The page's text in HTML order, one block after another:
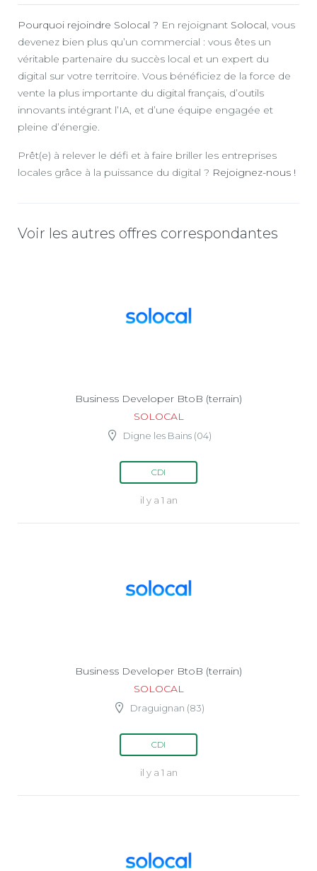
Pourquoi rejoindre Solocal ? En rejoignant Solocal, vous
devenez bien plus qu’un commercial : vous êtes un
véritable partenaire du succès local et un expert du
digital sur votre territoire. Vous bénéficiez de la force de
vente la plus importante du digital français, d’outils
innovants intégrant l’IA, et d’une équipe engagée et
pleine d’énergie.
Prêt(e) à relever le défi et à faire briller les entreprises
locales grâce à la puissance du digital ? Rejoignez-nous !
Voir les autres offres correspondantes
Business Developer BtoB (terrain)
SOLOCAL
Digne les Bains (04)
CDI
il y a 1 an
Business Developer BtoB (terrain)
SOLOCAL
Draguignan (83)
CDI
il y a 1 an